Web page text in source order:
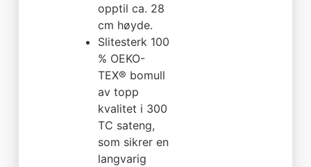
opptil ca. 28
cm høyde.
Slitesterk 100
% OEKO-
TEX® bomull
av topp
kvalitet i 300
TC sateng,
som sikrer en
langvarig